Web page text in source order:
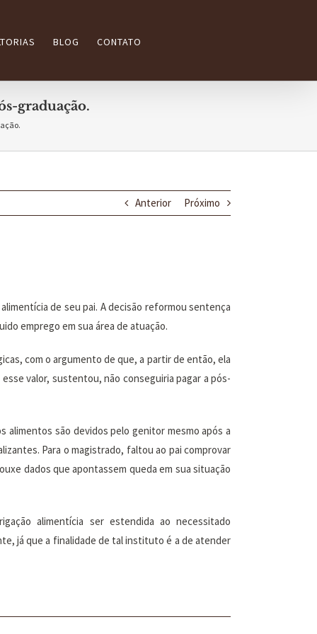
BLOG CONTATO
graduação.
Anterior Próximo
de seu pai. A decisão reformou sentença
emprego em sua área de atuação.
com o argumento de que, a partir de então, ela
valor, sustentou, não conseguiria pagar a pós-
alimentos são devidos pelo genitor mesmo após a
Para o magistrado, faltou ao pai comprovar
dados que apontassem queda em sua situação
alimentícia ser estendida ao necessitado
já que a finalidade de tal instituto é a de atender